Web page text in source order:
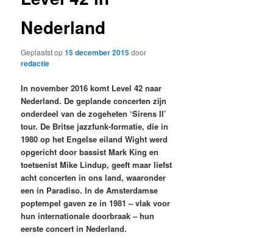
Nederland
Geplaatst op15 december 2015door
redactie
In november 2016 komt Level 42 naar
Nederland. De geplande concerten zijn
onderdeel van de zogeheten ‘Sirens II’
tour. De Britse jazzfunk-formatie, die in
1980 op het Engelse eiland Wight werd
opgericht door bassist Mark King en
toetsenist Mike Lindup, geeft maar liefst
acht concerten in ons land, waaronder
een in Paradiso. In de Amsterdamse
poptempel gaven ze in 1981 – vlak voor
hun internationale doorbraak – hun
eerste concert in Nederland.